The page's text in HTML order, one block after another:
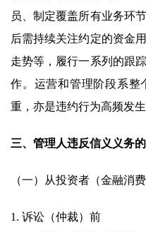
员、制定覆盖所有业务环
后需持续关注约定的资金
走势等，履行一系列的跟
作。运营和管理阶段系整
重，亦是违约行为高频发生
三、管理人违反信义义务
（一）从投资者（金融消
1. 诉讼（仲裁）前